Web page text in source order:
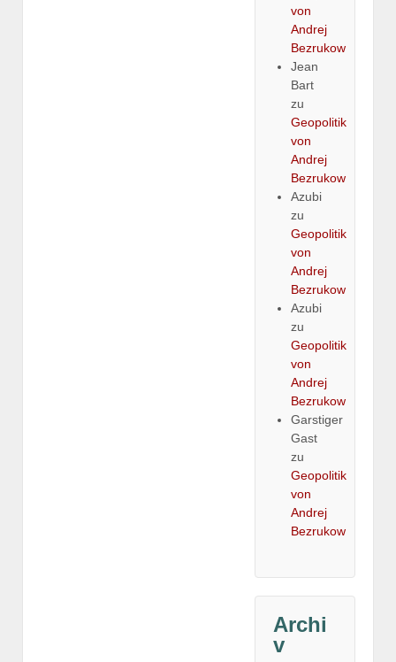
von
Andrej
Bezrukow
Jean
Bart
zu
Geopolitik
von
Andrej
Bezrukow
Azubi
zu
Geopolitik
von
Andrej
Bezrukow
Azubi
zu
Geopolitik
von
Andrej
Bezrukow
Garstiger
Gast
zu
Geopolitik
von
Andrej
Bezrukow
Archi
v